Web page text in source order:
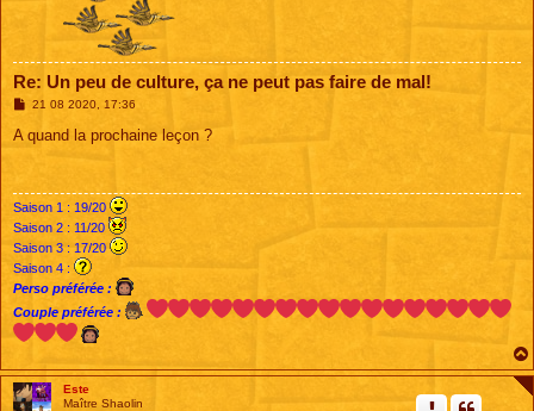
Re: Un peu de culture, ça ne peut pas faire de mal!
M
s
21 08 2020, 17:36
A quand la prochaine leçon ?
Saison 1 : 19/20
Saison 2 : 11/20
Saison 3 : 17/20
Saison 4 :
Perso préférée :
Couple préférée :
Este
Maître Shaolin